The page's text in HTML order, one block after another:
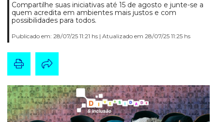
Compartilhe suas iniciativas até 15 de agosto e junte-se a
quem acredita em ambientes mais justos e com
possibilidades para todos.
Publicado em: 28/07/25 11:21 hs | Atualizado em 28/07/25 11:25 hs